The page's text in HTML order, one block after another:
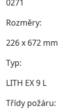
0271
Rozměry:
226 x 672 mm
Typ:
LITH EX 9 L
Třídy požáru: